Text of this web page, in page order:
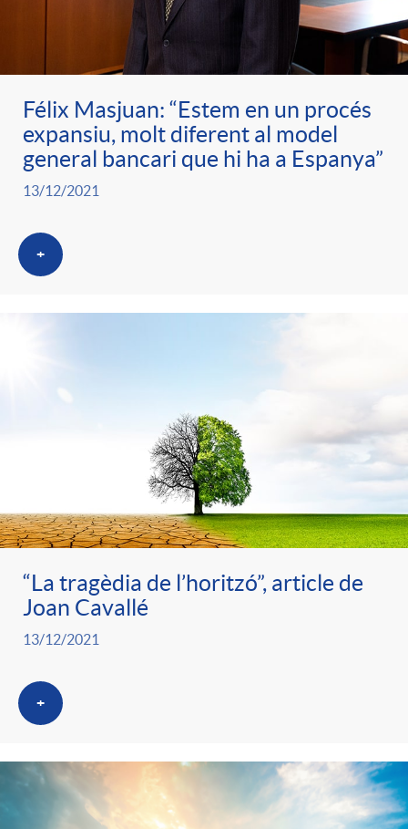
Félix Masjuan: “Estem en un procés
expansiu, molt diferent al model
general bancari que hi ha a Espanya”
13/12/2021
+
“La tragèdia de l’horitzó”, article de
Joan Cavallé
13/12/2021
+